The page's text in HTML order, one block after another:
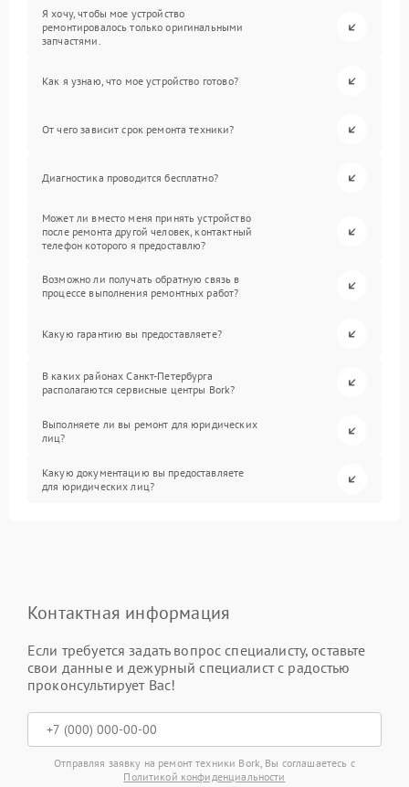
Я хочу, чтобы мое устройство
ремонтировалось только оригинальными
запчастями.
Как я узнаю, что мое устройство готово?
От чего зависит срок ремонта техники?
Диагностика проводится бесплатно?
Может ли вместо меня принять устройство
после ремонта другой человек, контактный
телефон которого я предоставлю?
Возможно ли получать обратную связь в
процессе выполнения ремонтных работ?
Какую гарантию вы предоставляете?
В каких районах Санкт-Петербурга
располагаются сервисные центры Bork?
Выполняете ли вы ремонт для юридических
лиц?
Какую документацию вы предоставляете
для юридических лиц?
Контактная информация
Если требуется задать вопрос специалисту, оставьте
свои данные и дежурный специалист с радостью
проконсультирует Вас!
Отправляя заявку на ремонт техники Bork, Вы соглашаетесь с
Политикой конфиденциальности